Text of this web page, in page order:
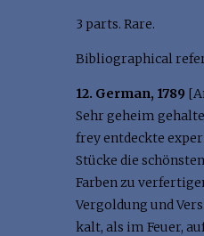
3 parts. Rare.
Bibliographical
12. German, 1789
Sehr geheim
frey entdeckte
Stücke die
Farben zu
Vergoldung und
kalt, als im Feuer,